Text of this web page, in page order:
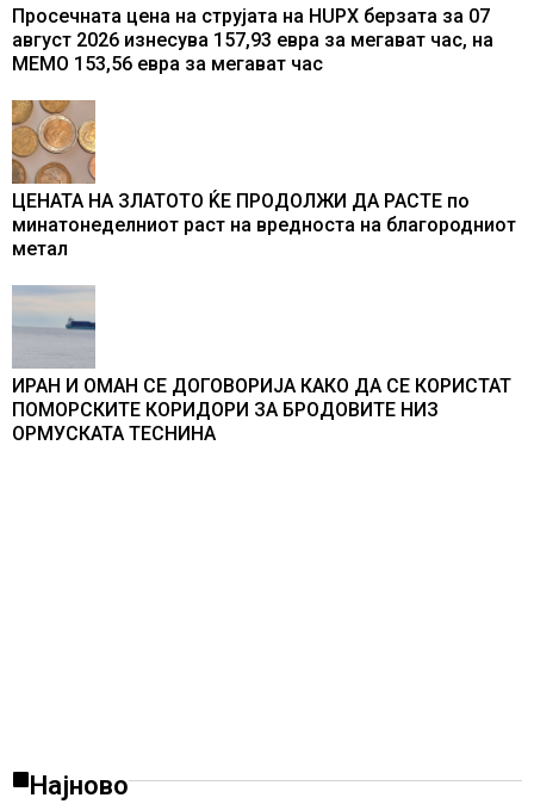
Просечната цена на струјата на HUPX берзата за 07
август 2026 изнесува 157,93 евра за мегават час, на
МЕМО 153,56 евра за мегават час
ЦЕНАТА НА ЗЛАТОТО ЌЕ ПРОДОЛЖИ ДА РАСТЕ по
минатонеделниот раст на вредноста на благородниот
метал
ИРАН И ОМАН СЕ ДОГОВОРИЈА КАКО ДА СЕ КОРИСТАТ
ПОМОРСКИТЕ КОРИДОРИ ЗА БРОДОВИТЕ НИЗ
ОРМУСКАТА ТЕСНИНА
Најново